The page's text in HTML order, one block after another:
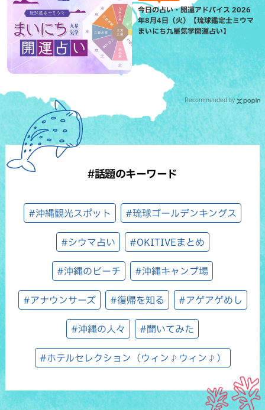
今日の占い・開運アドバイス 2026
年8月4日（火）【琉球鑑定士ミウマ
まいにち九星気学開運占い】
Recommended by
#話題のキーワード
#沖縄観光スポット #琉球ゴールデンキングス
#シウマ占い #OKITIVEまとめ
#沖縄のビーチ #沖縄キャンプ場
#アナウンサーズ #復帰を知る #アゲアゲめし
#沖縄の人々 #聞いてみた
#ホテルセレクション（ウィン♪ウィン♪）